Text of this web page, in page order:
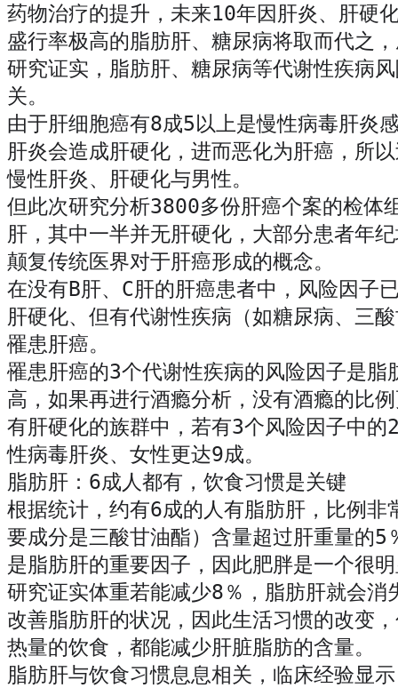
药物治疗的提升，未来10年因肝炎、肝硬
盛行率极高的脂肪肝、糖尿病将取而代之
研究证实，脂肪肝、糖尿病等代谢性疾病
关。
由于肝细胞癌有8成5以上是慢性病毒肝炎
肝炎会造成肝硬化，进而恶化为肝癌，所
慢性肝炎、肝硬化与男性。
但此次研究分析3800多份肝癌个案的检体
肝，其中一半并无肝硬化，大部分患者年
颠复传统医界对于肝癌形成的概念。
在没有B肝、C肝的肝癌患者中，风险因子
肝硬化、但有代谢性疾病（如糖尿病、三
罹患肝癌。
罹患肝癌的3个代谢性疾病的风险因子是
高，如果再进行酒瘾分析，没有酒瘾的比
有肝硬化的族群中，若有3个风险因子中
性病毒肝炎、女性更达9成。
脂肪肝： 6成人都有，饮食习惯是关键
根据统计，约有6成的人有脂肪肝，比例非
要成分是三酸甘油酯）含量超过肝重量的
是脂肪肝的重要因子，因此肥胖是一个很
研究证实体重若能减少8％，脂肪肝就会消
改善脂肪肝的状况，因此生活习惯的改变
热量的饮食，都能减少肝脏脂肪的含量。
脂肪肝与饮食习惯息息相关，临床经验显